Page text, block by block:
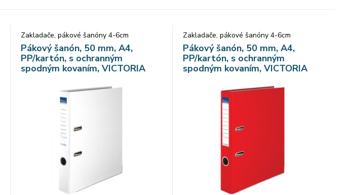
Zakladače, pákové šanóny 4-6cm
Pákový šanón, 50 mm, A4,
PP/kartón, s ochranným
spodným kovaním, VICTORIA
Zakladače, pákové šanóny 4-6cm
Pákový šanón, 50 mm, A4,
PP/kartón, s ochranným
spodným kovaním, VICTORIA